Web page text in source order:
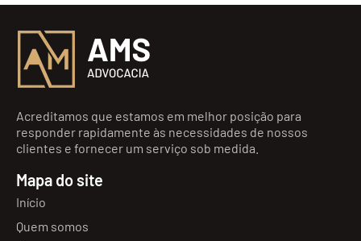
Acreditamos que estamos em melhor posição para
responder rapidamente às necessidades de nossos
clientes e fornecer um serviço sob medida.
Mapa do site
Início
Quem somos